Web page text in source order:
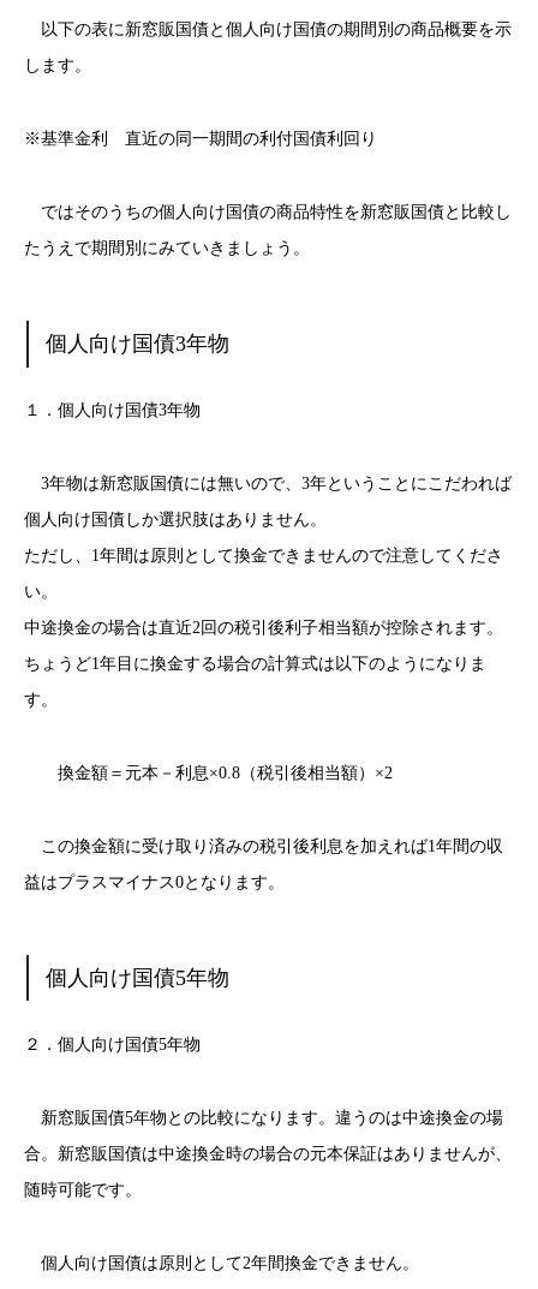
以下の表に新窓販国債と個人向け国債の期間別の商品概要を示
します。
※基準金利 直近の同一期間の利付国債利回り
ではそのうちの個人向け国債の商品特性を新窓販国債と比較し
たうえで期間別にみていきましょう。
個人向け国債3年物
１．個人向け国債3年物
3年物は新窓販国債には無いので、3年ということにこだわれば
個人向け国債しか選択肢はありません。
ただし、1年間は原則として換金できませんので注意してくださ
い。
中途換金の場合は直近2回の税引後利子相当額が控除されます。
ちょうど1年目に換金する場合の計算式は以下のようになりま
す。
換金額＝元本－利息×0.8（税引後相当額）×2
この換金額に受け取り済みの税引後利息を加えれば1年間の収
益はプラスマイナス0となります。
個人向け国債5年物
２．個人向け国債5年物
新窓販国債5年物との比較になります。違うのは中途換金の場
合。新窓販国債は中途換金時の場合の元本保証はありませんが、
随時可能です。
個人向け国債は原則として2年間換金できません。